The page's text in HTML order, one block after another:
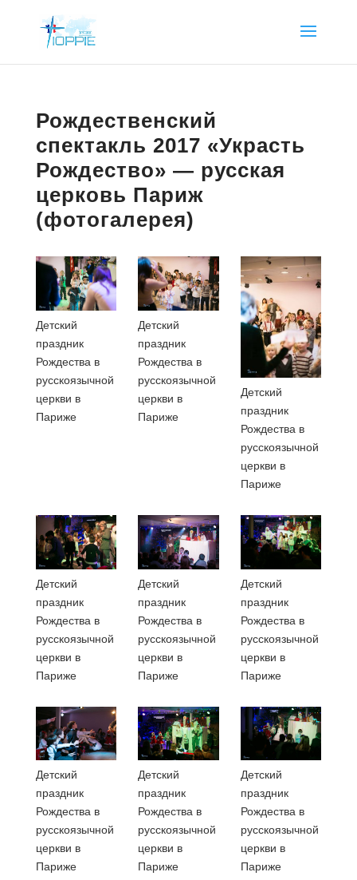
Рождественский
спектакль 2017 «Украсть
Рождество» — русская
церковь Париж
(фотогалерея)
Детский
праздник
Рождества в
русскоязычной
церкви в
Париже
Детский
праздник
Рождества в
русскоязычной
церкви в
Париже
Детский
праздник
Рождества в
русскоязычной
церкви в
Париже
Детский
праздник
Рождества в
русскоязычной
церкви в
Париже
Детский
праздник
Рождества в
русскоязычной
церкви в
Париже
Детский
праздник
Рождества в
русскоязычной
церкви в
Париже
Детский
праздник
Рождества в
русскоязычной
церкви в
Париже
Детский
праздник
Рождества в
русскоязычной
церкви в
Париже
Детский
праздник
Рождества в
русскоязычной
церкви в
Париже